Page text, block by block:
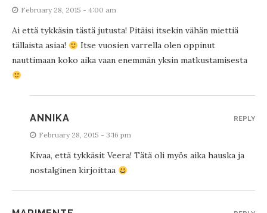
February 28, 2015 - 4:00 am
Ai että tykkäsin tästä jutusta! Pitäisi itsekin vähän miettiä
tällaista asiaa!
Itse vuosien varrella olen oppinut
nauttimaan koko aika vaan enemmän yksin matkustamisesta
ANNIKA
February 28, 2015 - 3:16 pm
Kivaa, että tykkäsit Veera! Tätä oli myös aika hauska ja
nostalginen kirjoittaa
REPLY